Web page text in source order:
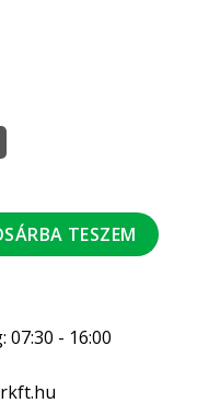
1/2KB mennyiség
TESZEM
- 16:00